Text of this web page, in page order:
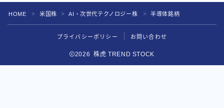
HOME ＞ 米国株 ＞ AI・次世代テクノロジー株 ＞ 半導体銘柄
プライバシーポリシー お問い合わせ
2026 株虎 TREND STOCK